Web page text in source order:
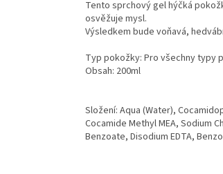
Tento sprchový gel hýčká
osvěžuje mysl.
Výsledkem bude voňavá,
Typ pokožky: Pro všechny typy
Obsah: 200ml
Složení: Aqua (Water),
Cocamide Methyl MEA, Sodium
Benzoate, Disodium EDTA,